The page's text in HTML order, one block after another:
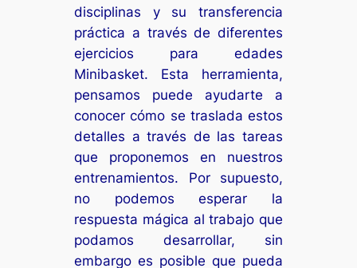
disciplinas y su transferencia
práctica a través de diferentes
ejercicios para edades
Minibasket. Esta herramienta,
pensamos puede ayudarte a
conocer cómo se traslada estos
detalles a través de las tareas
que proponemos en nuestros
entrenamientos. Por supuesto,
no podemos esperar la
respuesta mágica al trabajo que
podamos desarrollar, sin
embargo es posible que pueda